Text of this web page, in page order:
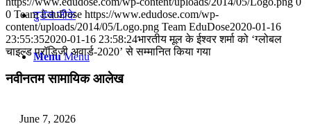
टुडेज जीके
Menu Menu
July 31, 2026
📝 डेली करेंट अफेयर्स: 28-31 जुलाई 2026
July 28, 2026
July 25, 2026
0 Team EduDose https://www.edudose.com/wp-
content/uploads/2014/05/Logo.png Team EduDose2020-01-16
23:55:352020-01-16 23:58:24भारतीय मूल के ईश्वर शर्मा को ‘ग्लोबल
चाइल्ड प्रॉडिजी अवार्ड-2020’ से सम्मानित किया गया
नवीनतम सामायिक आलेख
June 7, 2026